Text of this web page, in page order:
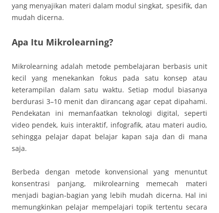
yang menyajikan materi dalam modul singkat, spesifik, dan
mudah dicerna.
Apa Itu Mikrolearning?
Mikrolearning adalah metode pembelajaran berbasis unit
kecil yang menekankan fokus pada satu konsep atau
keterampilan dalam satu waktu. Setiap modul biasanya
berdurasi 3–10 menit dan dirancang agar cepat dipahami.
Pendekatan ini memanfaatkan teknologi digital, seperti
video pendek, kuis interaktif, infografik, atau materi audio,
sehingga pelajar dapat belajar kapan saja dan di mana
saja.
Berbeda dengan metode konvensional yang menuntut
konsentrasi panjang, mikrolearning memecah materi
menjadi bagian-bagian yang lebih mudah dicerna. Hal ini
memungkinkan pelajar mempelajari topik tertentu secara